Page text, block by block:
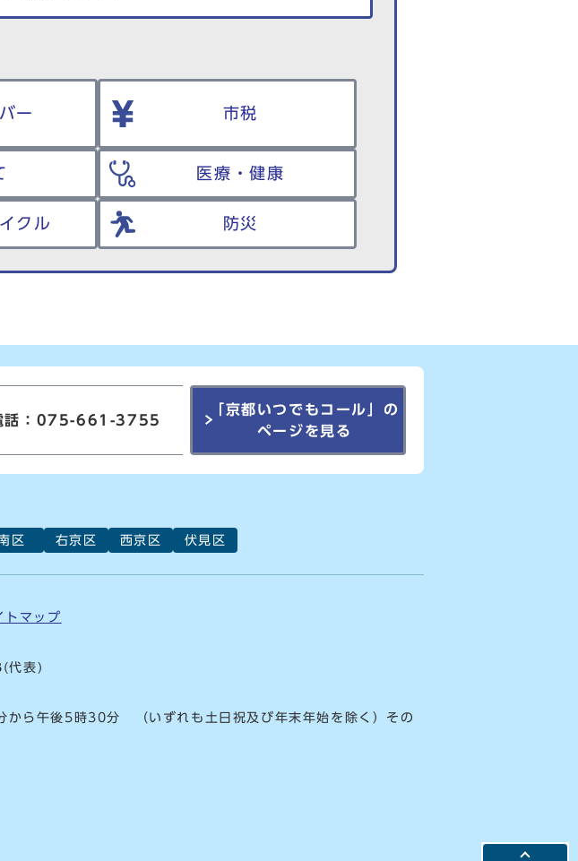
ー 市税
医療・健康
クル 防災
話：075-661-3755
「京都いつでもコール」の
ページを見る
区 右京区 西京区 伏見区
トマップ
(代表)
ら午後5時30分 （いずれも土日祝及び年末年始を除く）その